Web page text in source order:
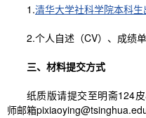
1.清华大学社科学院本科
2.个人自述（CV）、成绩
三、材料提交方式
纸质版请提交至明斋124
师邮箱